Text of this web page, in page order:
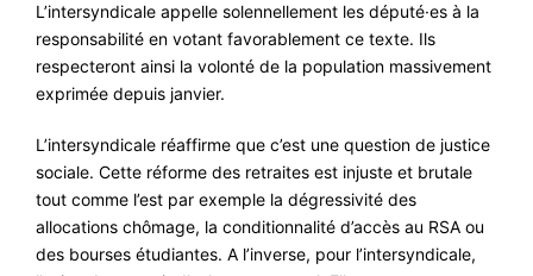
L’intersyndicale appelle solennellement les député·es à la
responsabilité en votant favorablement ce texte. Ils
respecteront ainsi la volonté de la population massivement
exprimée depuis janvier.
L’intersyndicale réaffirme que c’est une question de justice
sociale. Cette réforme des retraites est injuste et brutale
tout comme l’est par exemple la dégressivité des
allocations chômage, la conditionnalité d’accès au RSA ou
des bourses étudiantes. A l’inverse, pour l’intersyndicale,